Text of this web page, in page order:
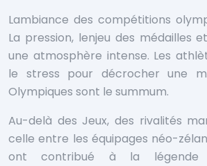
Lambiance des compétitions
La pression, lenjeu des médailles
une atmosphère intense. Les
le stress pour décrocher une
Olympiques sont le summum.
Au-delà des Jeux, des rivalités
celle entre les équipages néo-
ont contribué à la légende